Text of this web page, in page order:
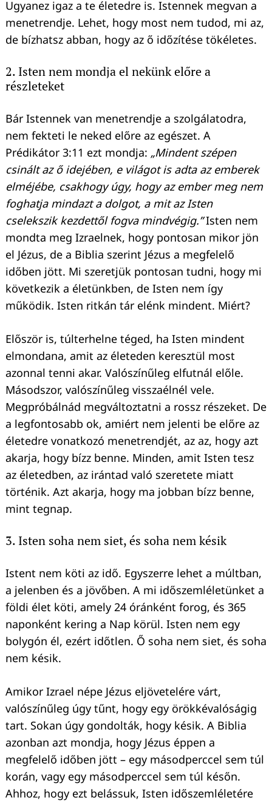
Ugyanez igaz a te életedre is. Istennek megvan a
menetrendje. Lehet, hogy most nem tudod, mi az,
de bízhatsz abban, hogy az ő időzítése tökéletes.
2. Isten nem mondja el nekünk előre a
részleteket
Bár Istennek van menetrendje a szolgálatodra,
nem fekteti le neked előre az egészet. A
Prédikátor 3:11 ezt mondja: „Mindent szépen
csinált az ő idejében, e világot is adta az emberek
elméjébe, csakhogy úgy, hogy az ember meg nem
foghatja mindazt a dolgot, a mit az Isten
cselekszik kezdettől fogva mindvégig.”Isten nem
mondta meg Izraelnek, hogy pontosan mikor jön
el Jézus, de a Biblia szerint Jézus a megfelelő
időben jött. Mi szeretjük pontosan tudni, hogy mi
következik a életünkben, de Isten nem így
működik. Isten ritkán tár elénk mindent. Miért?
Először is, túlterhelne téged, ha Isten mindent
elmondana, amit az életeden keresztül most
azonnal tenni akar. Valószínűleg elfutnál előle.
Másodszor, valószínűleg visszaélnél vele.
Megpróbálnád megváltoztatni a rossz részeket. De
a legfontosabb ok, amiért nem jelenti be előre az
életedre vonatkozó menetrendjét, az az, hogy azt
akarja, hogy bízz benne. Minden, amit Isten tesz
az életedben, az irántad való szeretete miatt
történik. Azt akarja, hogy ma jobban bízz benne,
mint tegnap.
3. Isten soha nem siet, és soha nem késik
Istent nem köti az idő. Egyszerre lehet a múltban,
a jelenben és a jövőben. A mi időszemléletünket a
földi élet köti, amely 24 óránként forog, és 365
naponként kering a Nap körül. Isten nem egy
bolygón él, ezért időtlen. Ő soha nem siet, és soha
nem késik.
Amikor Izrael népe Jézus eljövetelére várt,
valószínűleg úgy tűnt, hogy egy örökkévalóságig
tart. Sokan úgy gondolták, hogy késik. A Biblia
azonban azt mondja, hogy Jézus éppen a
megfelelő időben jött – egy másodperccel sem túl
korán, vagy egy másodperccel sem túl későn.
Ahhoz, hogy ezt belássuk, Isten időszemléletére